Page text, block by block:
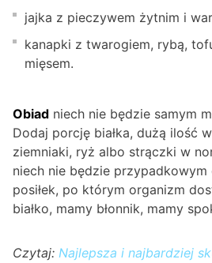
jajka z pieczywem żytnim i
kanapki z twarogiem, rybą,
mięsem.
Obiad niech nie będzie samym
Dodaj porcję białka, dużą ilość
ziemniaki, ryż albo strączki w
niech nie będzie przypadkowym
posiłek, po którym organizm
białko, mamy błonnik, mamy
Czytaj: Najlepsza i najbardziej